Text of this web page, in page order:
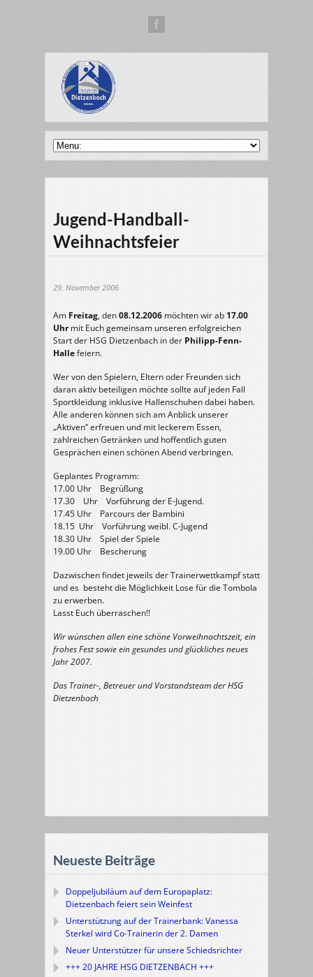
Jugend-Handball-
Weihnachtsfeier
29. November 2006
Am Freitag, den08.12.2006 möchten wir ab 17.00
Uhrmit Euch gemeinsam unseren erfolgreichen
Start der HSG Dietzenbach in der Philipp-Fenn-
Hallefeiern.
Wer von den Spielern, Eltern oder Freunden sich
daran aktiv beteiligen möchte sollte auf jeden Fall
Sportkleidung inklusive Hallenschuhen dabei haben.
Alle anderen können sich am Anblick unserer
„Aktiven“ erfreuen und mit leckerem Essen,
zahlreichen Getränken und hoffentlich guten
Gesprächen einen schönen Abend verbringen.
Geplantes Programm:
17.00 Uhr Begrüßung
17.30 Uhr Vorführung der E-Jugend.
17.45 Uhr Parcours der Bambini
18.15 Uhr Vorführung weibl. C-Jugend
18.30 Uhr Spiel der Spiele
19.00 Uhr Bescherung
Dazwischen findet jeweils der Trainerwettkampf statt
und es besteht die Möglichkeit Lose für die Tombola
zu erwerben.
Lasst Euch überraschen!!
Wir wünschen allen eine schöne Vorweihnachtszeit, ein
frohes Fest sowie ein gesundes und glückliches neues
Jahr 2007.
Das Trainer-, Betreuer und Vorstandsteam der HSG
Dietzenbach
Neueste Beiträge
Doppeljubiläum auf dem Europaplatz:
Dietzenbach feiert sein Weinfest
Unterstützung auf der Trainerbank: Vanessa
Sterkel wird Co-Trainerin der 2. Damen
Neuer Unterstützer für unsere Schiedsrichter
+++ 20 JAHRE HSG DIETZENBACH +++